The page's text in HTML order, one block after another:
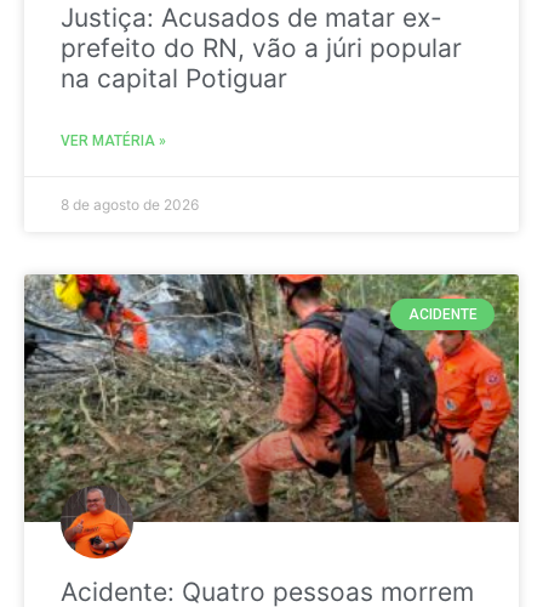
Justiça: Acusados de matar ex-
prefeito do RN, vão a júri popular
na capital Potiguar
VER MATÉRIA »
8 de agosto de 2026
ACIDENTE
Acidente: Quatro pessoas morrem